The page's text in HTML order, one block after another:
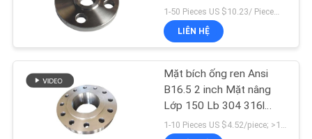
CHẤT
LƯỢNG
1-50 Pieces US $10.23/ Piece；>50 Pieces US $9.24/ Piece MOQ:1 miếng
LIÊN HỆ
Mặt bích ống ren Ansi
B16.5 2 inch Mặt nâng
Lớp 150 Lb 304 316l
Thép không gỉ
1-10 Pieces US $4.52/piece; >10 Pieces US $3.96/piece MOQ:1 miếng